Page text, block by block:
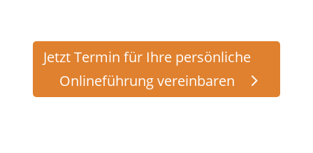
Jetzt Termin für Ihre persönliche
Onlineführung vereinbaren